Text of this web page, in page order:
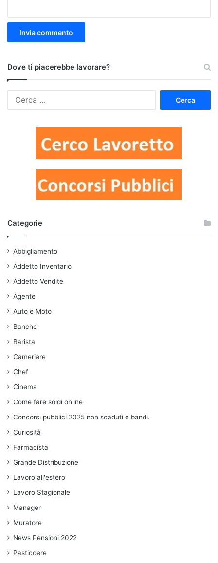
Dove ti piacerebbe lavorare?
Categorie
Abbigliamento
Addetto Inventario
Addetto Vendite
Agente
Auto e Moto
Banche
Barista
Cameriere
Chef
Cinema
Come fare soldi online
Concorsi pubblici 2025 non scaduti e bandi.
Curiosità
Farmacista
Grande Distribuzione
Lavoro all'estero
Lavoro Stagionale
Manager
Muratore
News Pensioni 2022
Pasticcere